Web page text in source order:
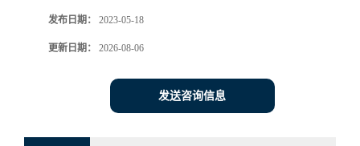
发布日期： 2023-05-18
更新日期： 2026-08-06
发送咨询信息